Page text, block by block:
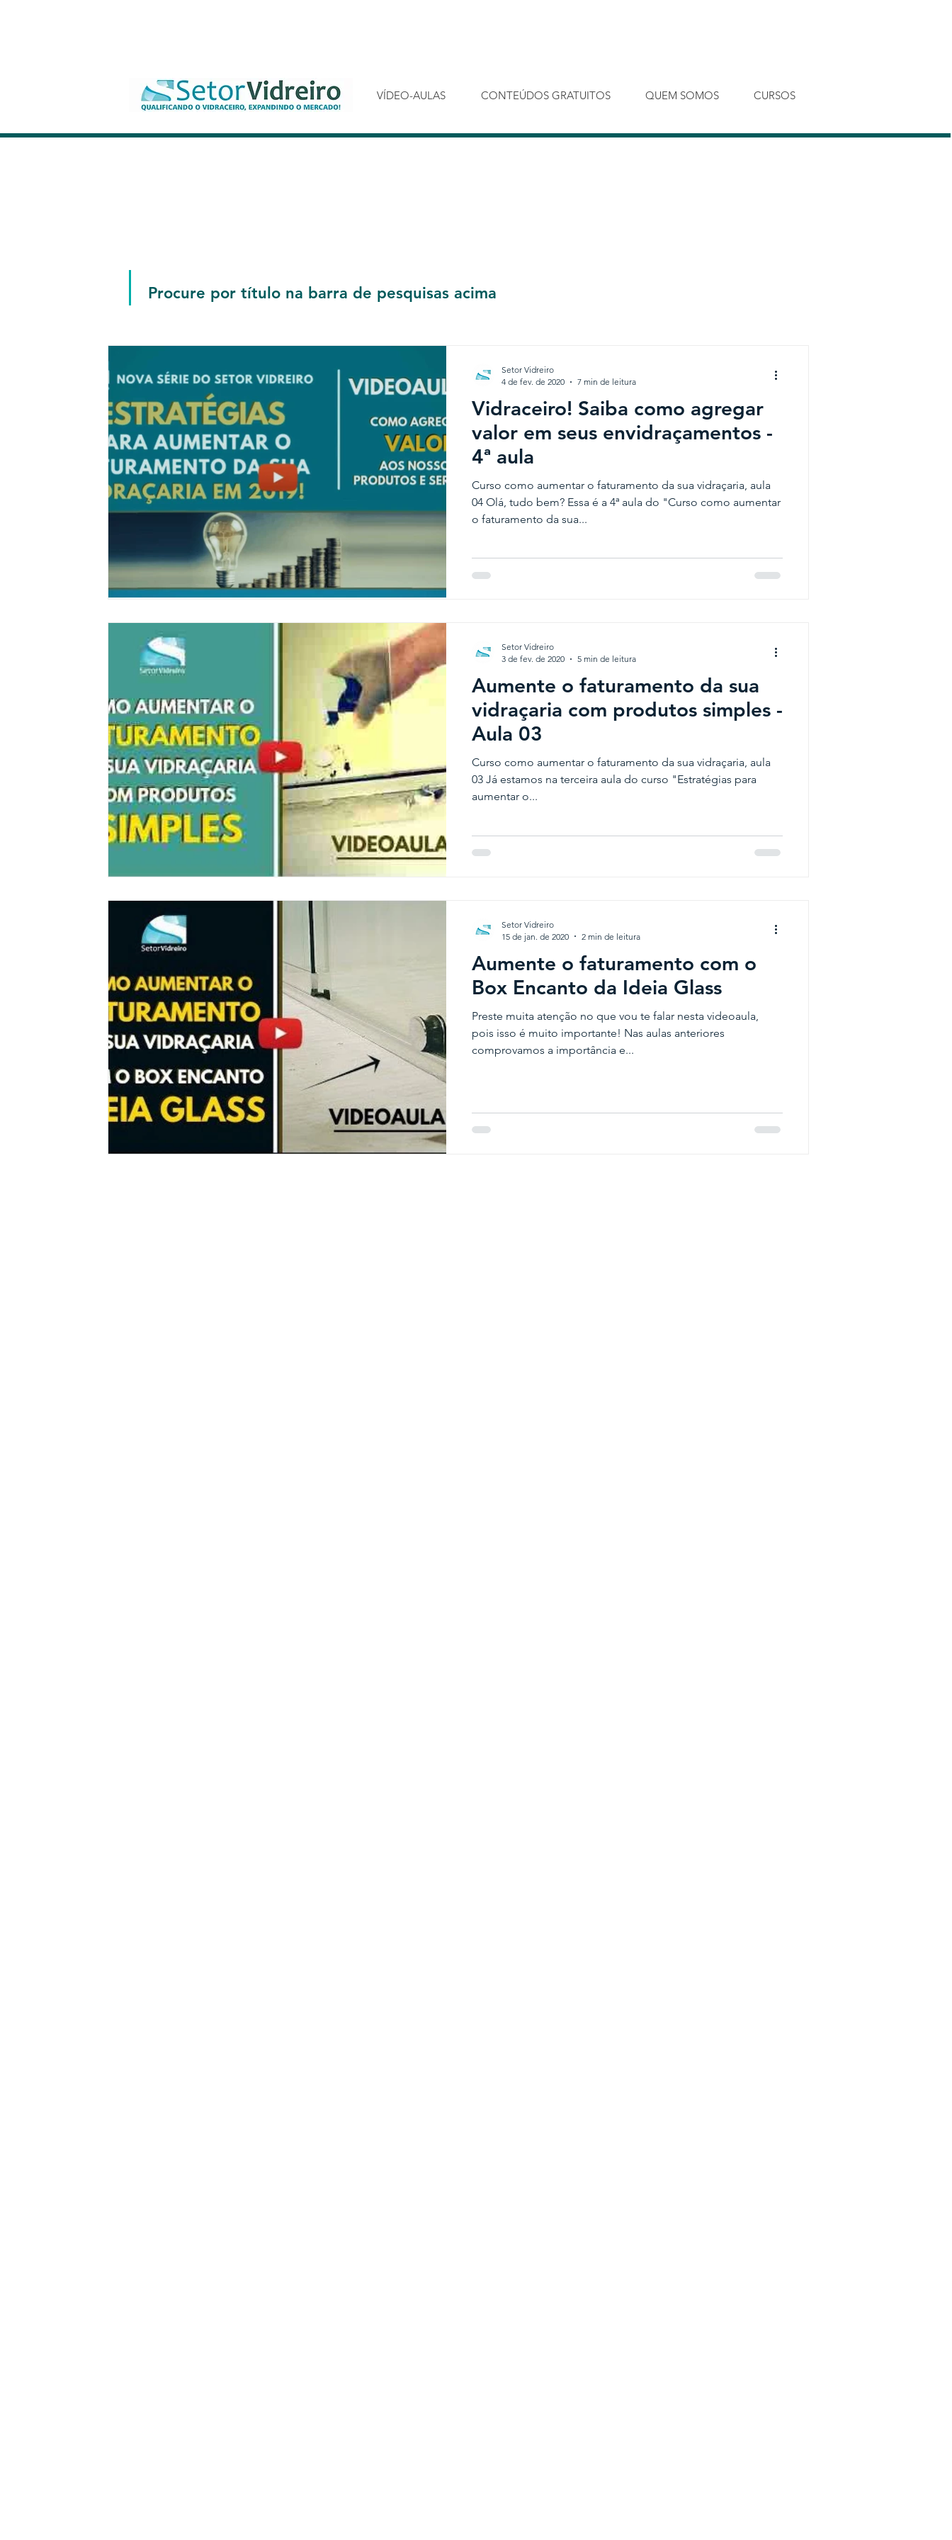
VÍDEO-AULAS CONTEÚDOS GRATUITOS QUEM SOMOS CURSOS
Procure por título na barra de pesquisas acima
Vidraceiro! Saiba como agregar
valor em seus envidraçamentos -
4ª aula
Curso como aumentar o faturamento da sua vidraçaria, aula
04 Olá, tudo bem? Essa é a 4ª aula do "Curso como aumentar
o faturamento da sua...
Setor Vidreiro
4 de fev. de 2020
7 min de leitura
Aumente o faturamento da sua
vidraçaria com produtos simples -
Aula 03
Curso como aumentar o faturamento da sua vidraçaria, aula
03 Já estamos na terceira aula do curso "Estratégias para
aumentar o...
Setor Vidreiro
3 de fev. de 2020
5 min de leitura
Aumente o faturamento com o
Box Encanto da Ideia Glass
Preste muita atenção no que vou te falar nesta videoaula,
pois isso é muito importante! Nas aulas anteriores
comprovamos a importância e...
Setor Vidreiro
15 de jan. de 2020
2 min de leitura